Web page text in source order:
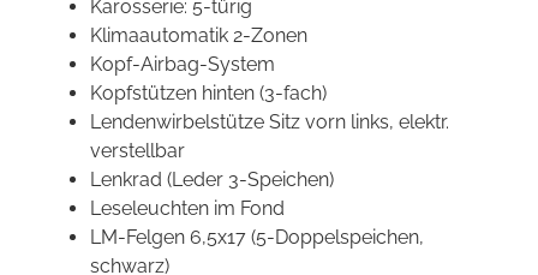
Karosserie: 5-türig
Klimaautomatik 2-Zonen
Kopf-Airbag-System
Kopfstützen hinten (3-fach)
Lendenwirbelstütze Sitz vorn links, elektr.
verstellbar
Lenkrad (Leder 3-Speichen)
Leseleuchten im Fond
LM-Felgen 6,5x17 (5-Doppelspeichen,
schwarz)